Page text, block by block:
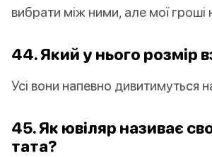
вибрати між ними, але мої гроші
44. Який у нього розмір
Усі вони напевно дивитимуться
45. Як ювіляр називає
тата?